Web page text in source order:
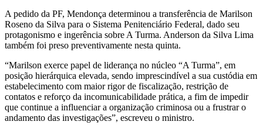
A pedido da PF, Mendonça determinou a transferência de Marilson
Roseno da Silva para o Sistema Penitenciário Federal, dado seu
protagonismo e ingerência sobre A Turma. Anderson da Silva Lima
também foi preso preventivamente nesta quinta.
“Marilson exerce papel de liderança no núcleo “A Turma”, em
posição hierárquica elevada, sendo imprescindível a sua custódia em
estabelecimento com maior rigor de fiscalização, restrição de
contatos e reforço da incomunicabilidade prática, a fim de impedir
que continue a influenciar a organização criminosa ou a frustrar o
andamento das investigações”, escreveu o ministro.